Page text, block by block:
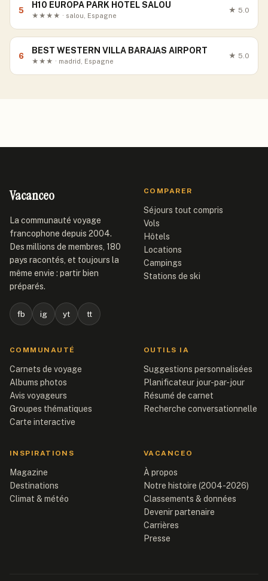
5
H10 EUROPA PARK HOTEL SALOU
★★★★ · salou, Espagne
★ 5.0
6
BEST WESTERN VILLA BARAJAS AIRPORT
★★★ · madrid, Espagne
★ 5.0
Vacanceo
La communauté voyage
francophone depuis 2004.
Des millions de membres, 180
pays racontés, et toujours la
même envie : partir bien
préparés.
fb ig yt tt
COMPARER
Séjours tout compris
Vols
Hôtels
Locations
Campings
Stations de ski
COMMUNAUTÉ
Carnets de voyage
Albums photos
Avis voyageurs
Groupes thématiques
Carte interactive
OUTILS IA
Suggestions personnalisées
Planificateur jour-par-jour
Résumé de carnet
Recherche conversationnelle
INSPIRATIONS
Magazine
Destinations
Climat & météo
VACANCEO
À propos
Notre histoire (2004-2026)
Classements & données
Devenir partenaire
Carrières
Presse